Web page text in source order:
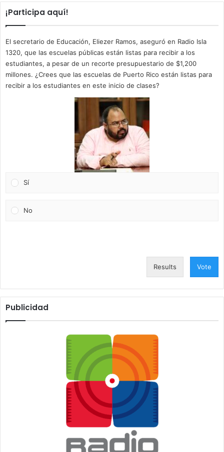
¡Participa aquí!
El secretario de Educación, Eliezer Ramos, aseguró en Radio Isla
1320, que las escuelas públicas están listas para recibir a los
estudiantes, a pesar de un recorte presupuestario de $1,200
millones. ¿Crees que las escuelas de Puerto Rico están listas para
recibir a los estudiantes en este inicio de clases?
Sí
No
Results Vote
Publicidad